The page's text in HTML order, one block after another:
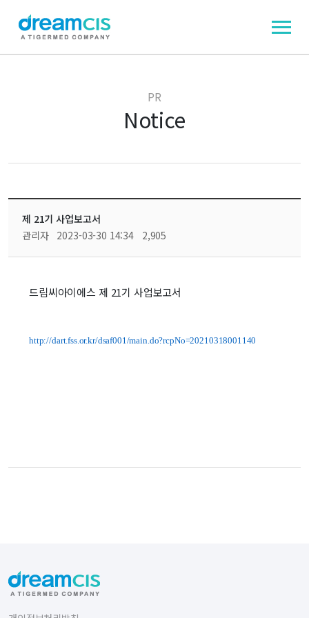
PR
Notice
제 21기 사업보고서
관리자 2023-03-30 14:34 2,905
드림씨아이에스 제 21기 사업보고서
http://dart.fss.or.kr/dsaf001/main.do?rcpNo=20210318001140